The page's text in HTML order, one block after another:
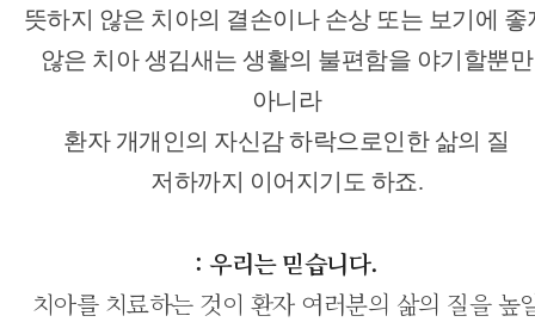
뜻하지 않은 치아의 결손이나 손상 또는 보기에 좋
않은 치아 생김새는 생활의 불편함을 야기할뿐만
아니라
환자 개개인의 자신감 하락으로인한 삶의 질
저하까지 이어지기도 하죠.
: 우리는 믿습니다.
치아를 치료하는 것이 환자 여러분의 삶의 질을 높